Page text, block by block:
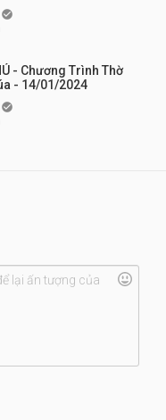

- Chương Trình Thờ
- 14/01/2024
